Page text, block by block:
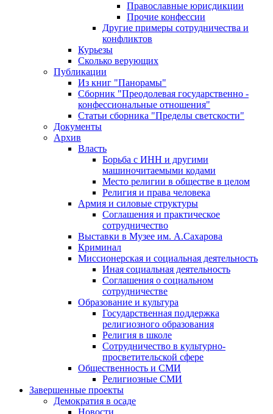
Православные юрисдикции
Прочие конфессии
Другие примеры сотрудничества и
конфликтов
Курьезы
Сколько верующих
Публикации
Из книг "Панорамы"
Сборник "Преодолевая государственно -
конфессиональные отношения"
Статьи сборника "Пределы светскости"
Документы
Архив
Власть
Борьба с ИНН и другими
машиночитаемыми кодами
Место религии в обществе в целом
Религия и права человека
Армия и силовые структуры
Соглашения и практическое
сотрудничество
Выставки в Музее им. А.Сахарова
Криминал
Миссионерская и социальная деятельность
Иная социальная деятельность
Соглашения о социальном
сотрудничестве
Образование и культура
Государственная поддержка
религиозного образования
Религия в школе
Сотрудничество в культурно-
просветительской сфере
Общественность и СМИ
Религиозные СМИ
Завершенные проекты
Демократия в осаде
Новости